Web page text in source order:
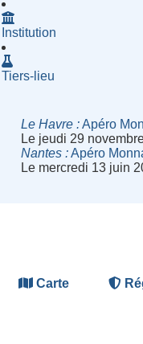
Institution
Tiers-lieu
Le Havre
Apéro
Le jeudi 29
Nantes
Apéro
Le mercredi 13 juin
Carte